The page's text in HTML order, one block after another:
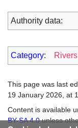
Authority data:
Category: Rivers
This page was last
19 January 2026, at
Content is available
BY-SA 4.0unless